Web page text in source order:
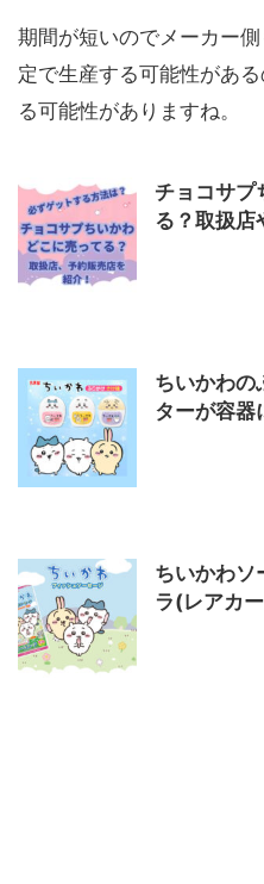
期間が短いのでメーカー
定で生産する可能性があ
る可能性がありますね。
チョコサプ
る？取扱店
ちいかわの
ターが容器
ちいかわソ
ラ(レアカ